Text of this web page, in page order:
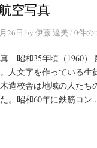
空写真
26日 by 伊藤 達美 /0件の
昭和35年頃（1960）
人文字を作っている生
造校舎は地域の人たち
。昭和60年に鉄筋コン